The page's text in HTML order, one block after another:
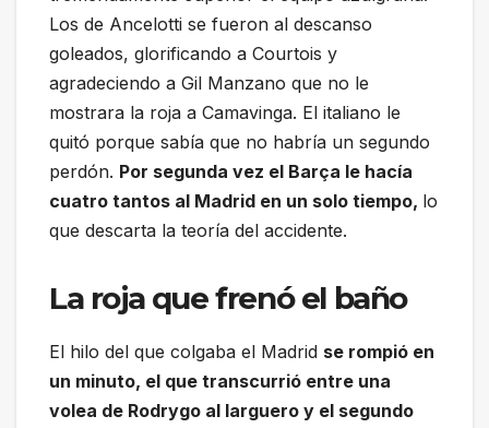
Los de Ancelotti se fueron al descanso
goleados, glorificando a Courtois y
agradeciendo a Gil Manzano que no le
mostrara la roja a Camavinga. El italiano le
quitó porque sabía que no habría un segundo
perdón. Por segunda vez el Barça le hacía
cuatro tantos al Madrid en un solo tiempo, lo
que descarta la teoría del accidente.
La roja que frenó el baño
El hilo del que colgaba el Madrid se rompió en
un minuto, el que transcurrió entre una
volea de Rodrygo al larguero y el segundo